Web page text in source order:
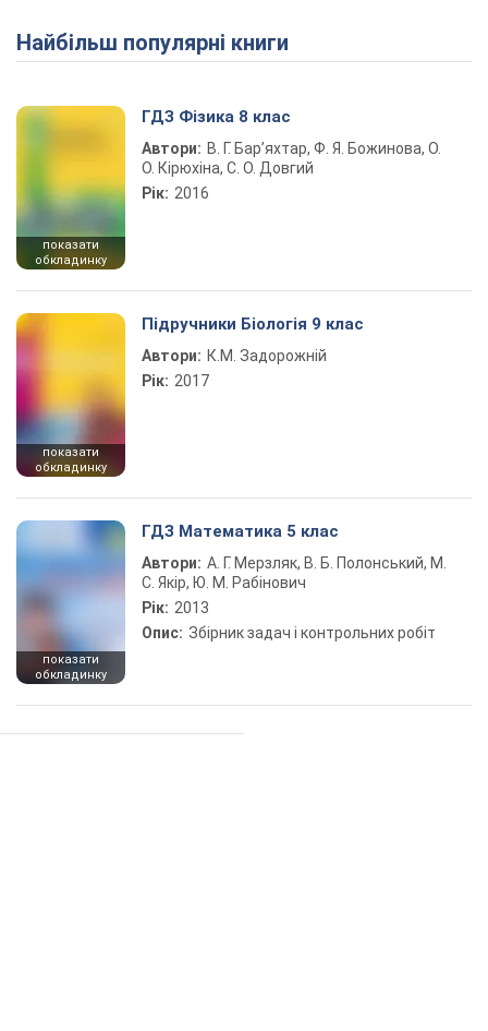
Найбільш популярні книги
показати
обкладинку
ГДЗ Фізика 8 клас
Автори: В. Г. Бар’яхтар, Ф. Я. Божинова, О.
О. Кірюхіна, С. О. Довгий
Рік: 2016
показати
обкладинку
Підручники Біологія 9 клас
Автори: К.М. Задорожній
Рік: 2017
показати
обкладинку
ГДЗ Математика 5 клас
Автори: А. Г. Мерзляк, В. Б. Полонський, М.
С. Якір, Ю. М. Рабінович
Рік: 2013
Опис: Збірник задач і контрольних робіт